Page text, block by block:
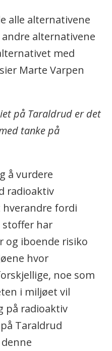
alle alternativene
alternativene
med
Marte Varpen
på Taraldrud er det
tanke på
å vurdere
radioaktiv
fordi
stoffer har
og iboende risiko
hvor
noe som
i miljøet vil
på radioaktiv
Taraldrud